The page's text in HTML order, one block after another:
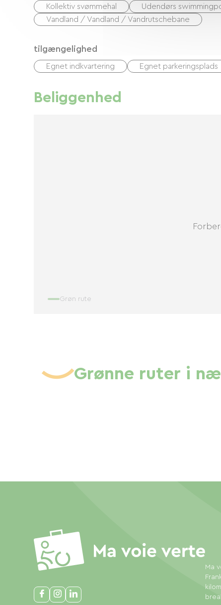
Kollektiv svømmehal Udendørs
Vandland / Vandland / Vandrutschebane
tilgængelighed
Egnet indkvartering Egnet parkeringsplads
Beliggenhed
Grøn rute
Grønne ruter i
Ma